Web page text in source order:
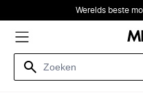
Werelds beste